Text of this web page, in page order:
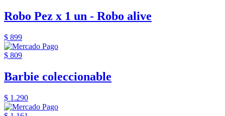
Robo Pez x 1 un - Robo alive
$ 899
$ 809
Barbie coleccionable
$ 1.290